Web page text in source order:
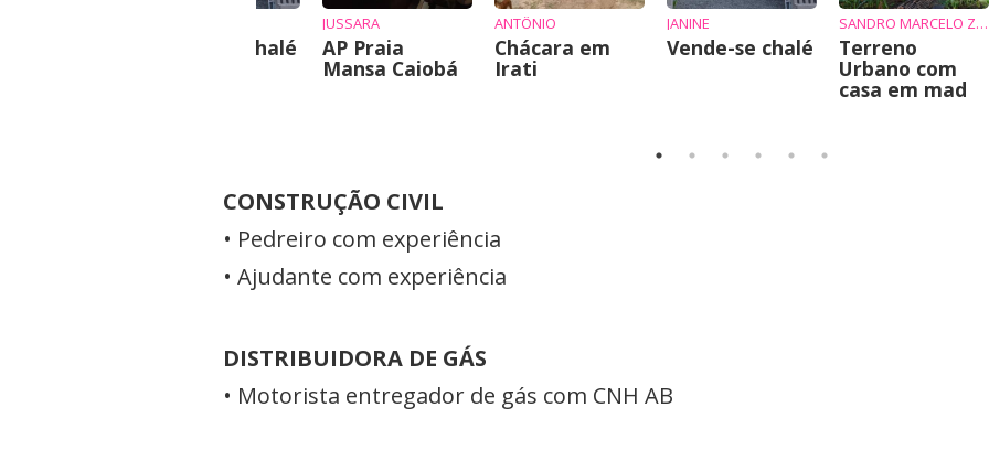
Vende-se chalé
JUSSARA
AP Praia
Mansa Caiobá
ANTÔNIO
Chácara em
Irati
JANINE
Vende-se chalé
SANDRO MARCELO ZIEMBIKIEWICZ
Terreno
Urbano com
casa em mad
CONSTRUÇÃO CIVIL
• Pedreiro com experiência
• Ajudante com experiência
DISTRIBUIDORA DE GÁS
• Motorista entregador de gás com CNH AB